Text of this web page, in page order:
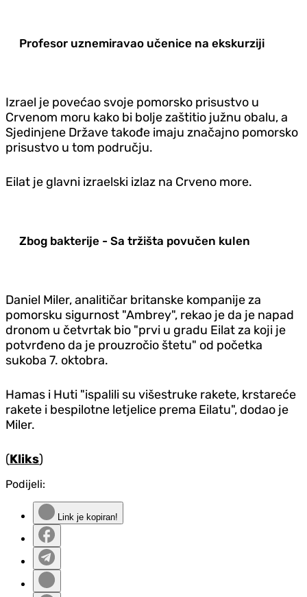
Profesor uznemiravao učenice na ekskurziji
Izrael je povećao svoje pomorsko prisustvo u
Crvenom moru kako bi bolje zaštitio južnu obalu, a
Sjedinjene Države takođe imaju značajno pomorsko
prisustvo u tom području.
Eilat je glavni izraelski izlaz na Crveno more.
Zbog bakterije - Sa tržišta povučen kulen
Daniel Miler, analitičar britanske kompanije za
pomorsku sigurnost "Ambrey", rekao je da je napad
dronom u četvrtak bio "prvi u gradu Eilat za koji je
potvrđeno da je prouzročio štetu" od početka
sukoba 7. oktobra.
Hamas i Huti "ispalili su višestruke rakete, krstareće
rakete i bespilotne letjelice prema Eilatu", dodao je
Miler.
(Kliks)
Podijeli:
Link je kopiran!